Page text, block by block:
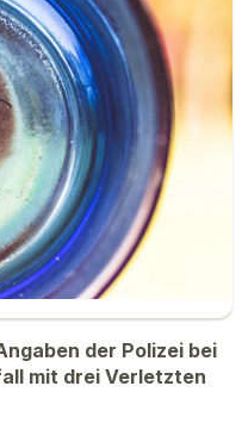
der Polizei bei
mit drei Verletzten